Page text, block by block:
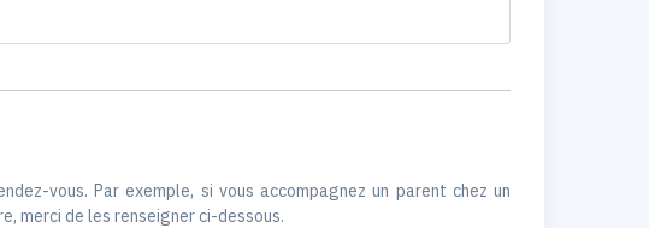
vous. Par exemple, si vous accompagnez un parent chez un
merci de les renseigner ci-dessous.